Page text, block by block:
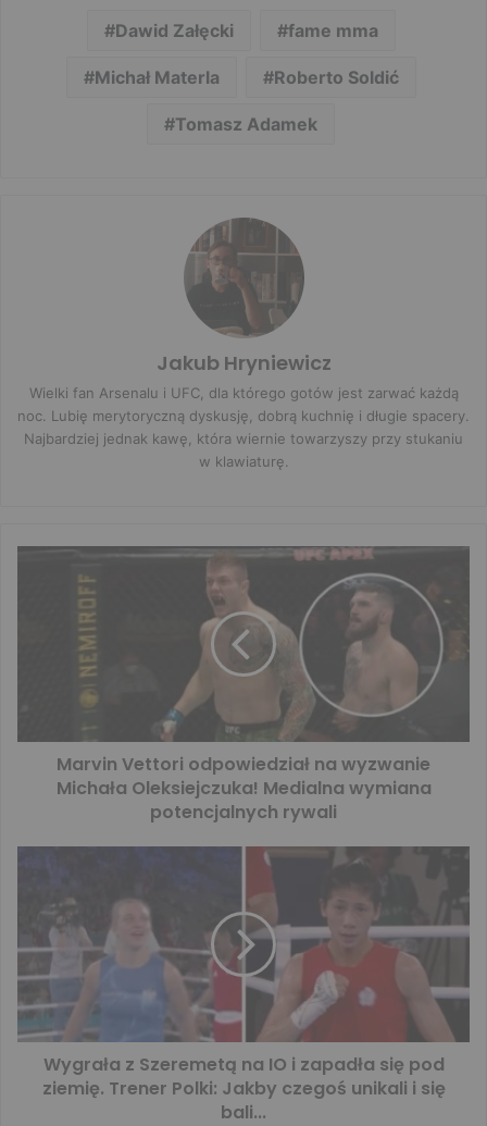
Dawid Załęcki fame mma
Michał Materla Roberto Soldić
Tomasz Adamek
Jakub Hryniewicz
Wielki fan Arsenalu i UFC, dla którego gotów jest zarwać każdą
noc. Lubię merytoryczną dyskusję, dobrą kuchnię i długie spacery.
Najbardziej jednak kawę, która wiernie towarzyszy przy stukaniu
w klawiaturę.
Marvin Vettori odpowiedział na wyzwanie
Michała Oleksiejczuka! Medialna wymiana
potencjalnych rywali
Wygrała z Szeremetą na IO i zapadła się pod
ziemię. Trener Polki: Jakby czegoś unikali i się
bali...